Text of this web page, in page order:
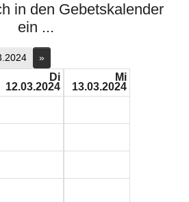
in den Gebetskalender
ein ...
»
Di
12.03.2024
Mi
13.03.2024